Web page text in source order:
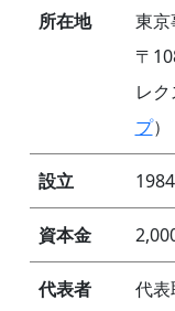
所在地
東京
〒
レ
プ）
設立
資本金
代表者 代表